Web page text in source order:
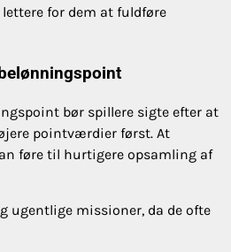
for dem at fuldføre
bør spillere sigte efter at
pointværdier først. At
føre til hurtigere opsamling af
ugentlige missioner, da de ofte